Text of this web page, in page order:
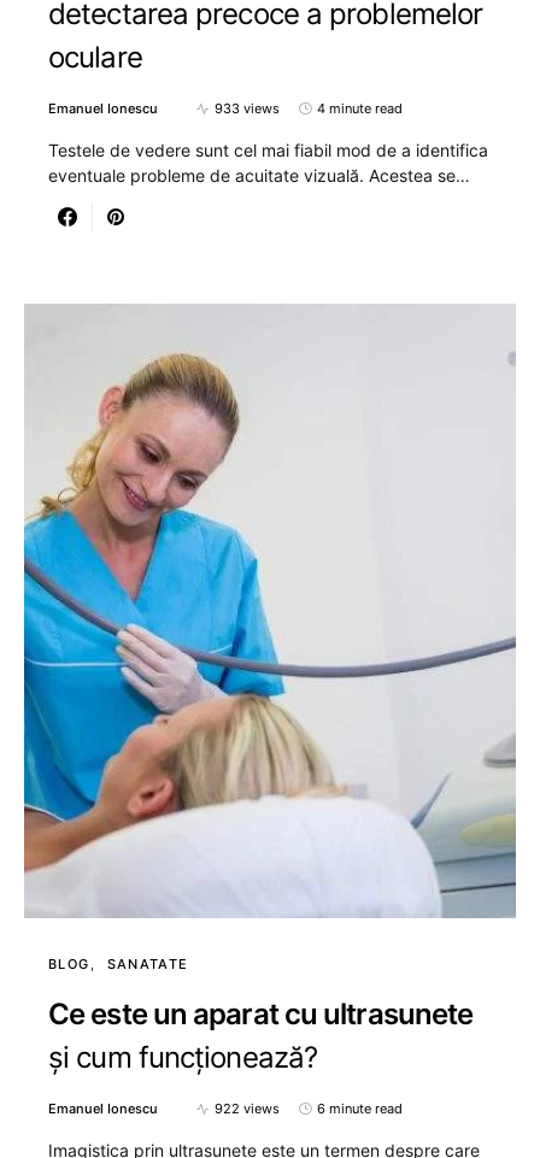
detectarea precoce a problemelor
oculare
Emanuel Ionescu 933 views 4 minute read
Testele de vedere sunt cel mai fiabil mod de a identifica
eventuale probleme de acuitate vizuală. Acestea se…
BLOG SANATATE
Ce este un aparat cu ultrasunete
și cum funcționează?
Emanuel Ionescu 922 views 6 minute read
Imagistica prin ultrasunete este un termen despre care